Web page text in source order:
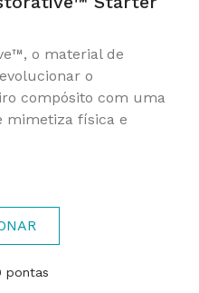
o material de
o
compósito com uma
mimetiza física e